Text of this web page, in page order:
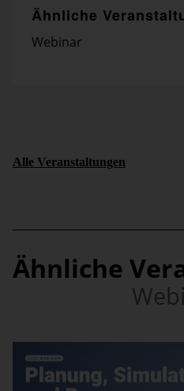
Ähnliche
Webinar
Alle Veranstaltungen
Ähnliche